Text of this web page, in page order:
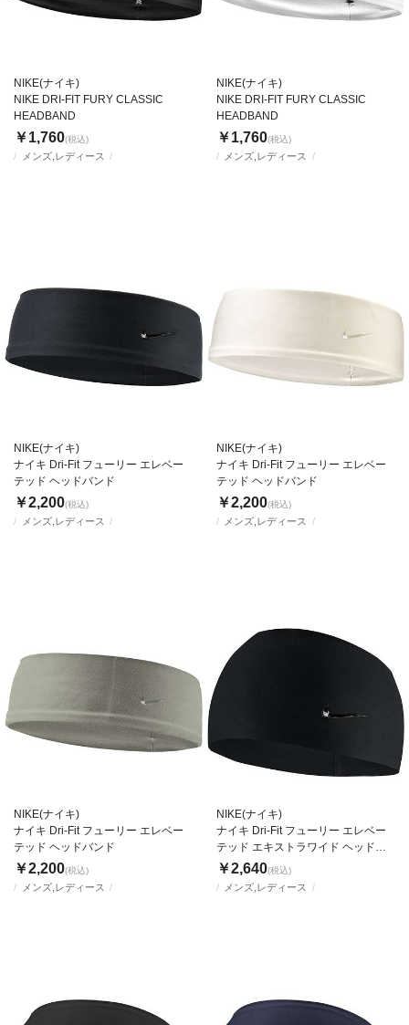
メンズ,レディース
NIKE(ナイキ)
NIKE DRI-FIT FURY CLASSIC
HEADBAND
￥1,760(税込)
メンズ,レディース
NIKE(ナイキ)
NIKE DRI-FIT FURY CLASSIC
HEADBAND
￥1,760(税込)
メンズ,レディース
NIKE(ナイキ)
ナイキ Dri-Fit フューリー エレベー
テッド ヘッドバンド
￥2,200(税込)
メンズ,レディース
NIKE(ナイキ)
ナイキ Dri-Fit フューリー エレベー
テッド ヘッドバンド
￥2,200(税込)
メンズ,レディース
NIKE(ナイキ)
ナイキ Dri-Fit フューリー エレベー
テッド ヘッドバンド
￥2,200(税込)
メンズ,レディース
NIKE(ナイキ)
ナイキ Dri-Fit フューリー エレベー
テッド エキストラワイド ヘッドバ
ンド
￥2,640(税込)